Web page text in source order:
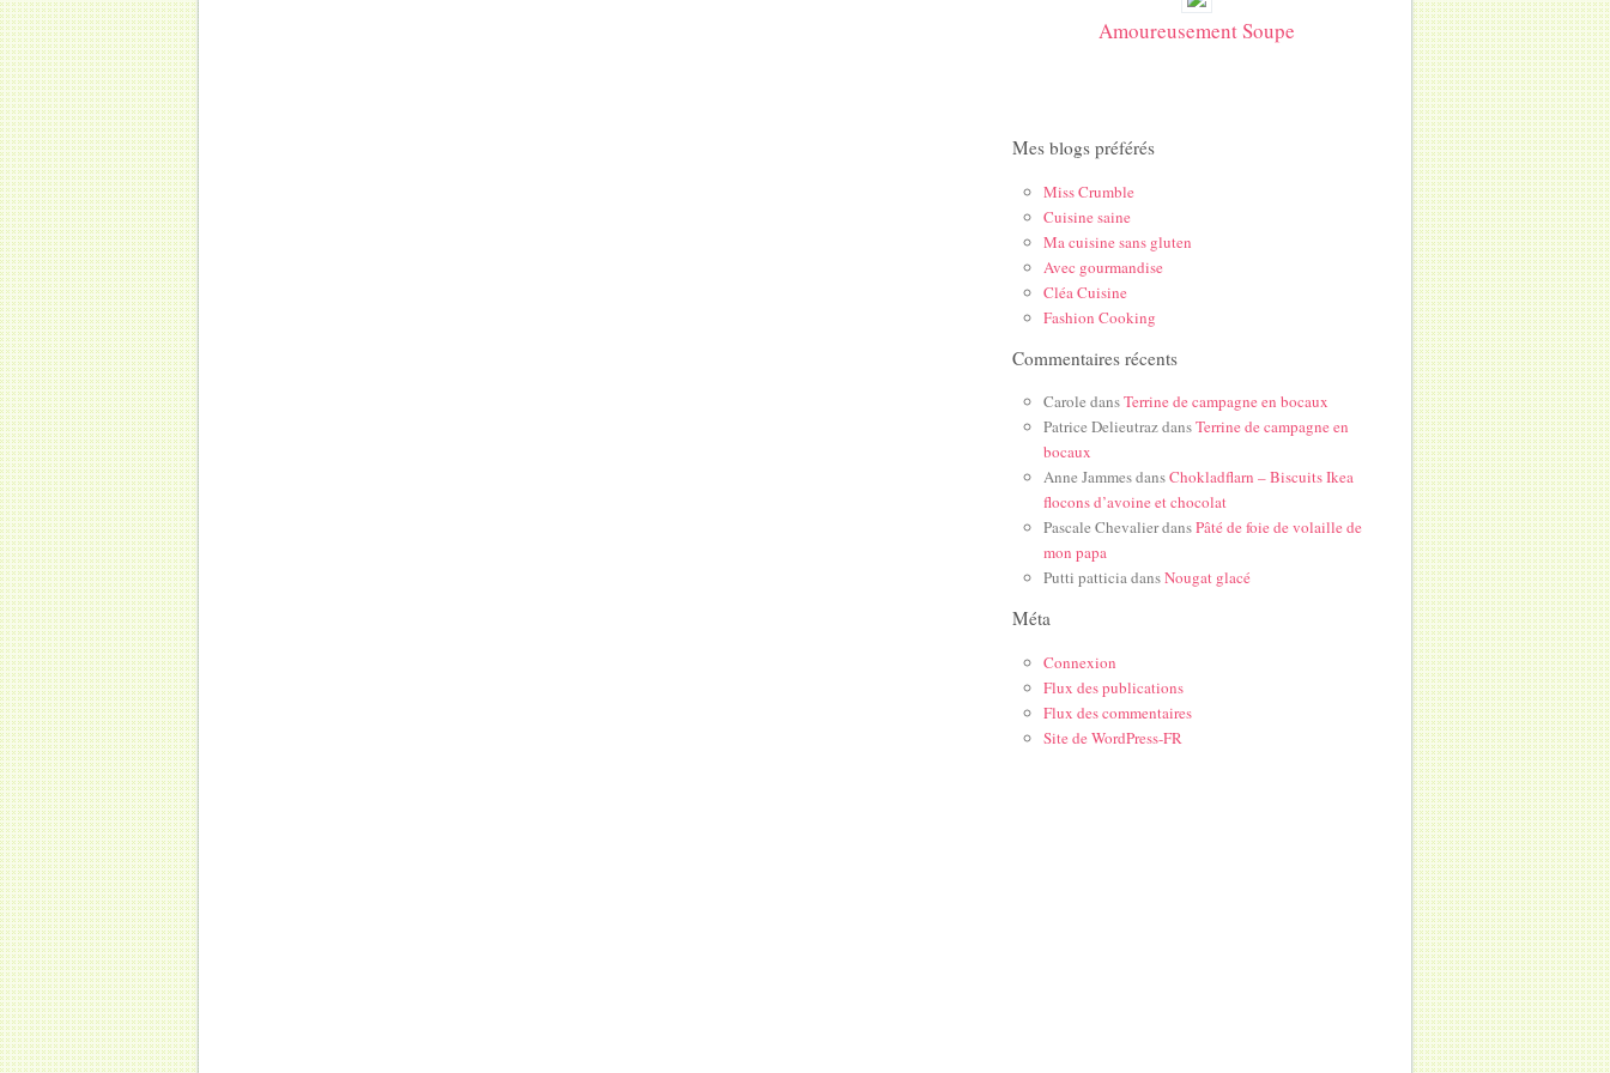
Amoureusement Soupe
Mes blogs préférés
Miss Crumble
Cuisine saine
Ma cuisine sans gluten
Avec gourmandise
Cléa Cuisine
Fashion Cooking
Commentaires récents
Carole dansTerrine de campagne en bocaux
Patrice DelieutrazdansTerrine de campagne en
bocaux
Anne JammesdansChokladflarn – Biscuits Ikea
flocons d’avoine et chocolat
Pascale ChevalierdansPâté de foie de volaille de
mon papa
Putti patticiadansNougat glacé
Méta
Connexion
Flux des publications
Flux des commentaires
Site de WordPress-FR